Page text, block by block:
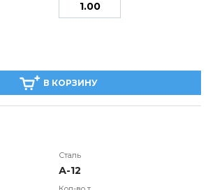
В КОРЗИНУ
А-12